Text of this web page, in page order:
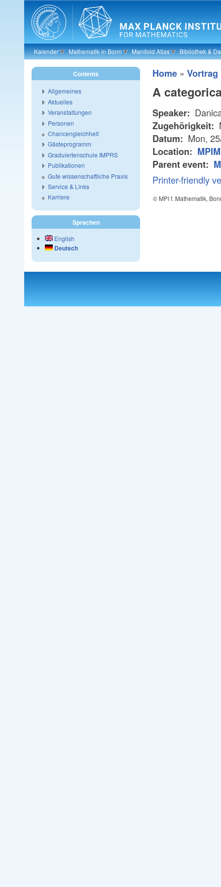
Skip to main content
Kalender Mathematik in Bonn Manifold Atlas Bibliothek &
Home » Vortrag
A
Speaker:
Zugehörigkeit:
Datum: Mon,
Location:
Parent event:
Printer-friendly
© MPI f. Mathematik,
Contents
Allgemeines
Aktuelles
Veranstaltungen
Personen
Chancengleichheit
Gästeprogramm
Graduiertenschule IMPRS
Publikationen
Gute wissenschaftliche Praxis
Service & Links
Karriere
Sprachen
English
Deutsch